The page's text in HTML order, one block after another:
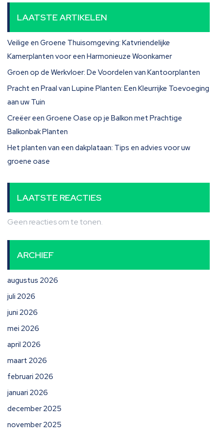
LAATSTE ARTIKELEN
Veilige en Groene Thuisomgeving: Katvriendelijke
Kamerplanten voor een Harmonieuze Woonkamer
Groen op de Werkvloer: De Voordelen van Kantoorplanten
Pracht en Praal van Lupine Planten: Een Kleurrijke Toevoeging
aan uw Tuin
Creëer een Groene Oase op je Balkon met Prachtige
Balkonbak Planten
Het planten van een dakplataan: Tips en advies voor uw
groene oase
LAATSTE REACTIES
Geen reacties om te tonen.
ARCHIEF
augustus 2026
juli 2026
juni 2026
mei 2026
april 2026
maart 2026
februari 2026
januari 2026
december 2025
november 2025